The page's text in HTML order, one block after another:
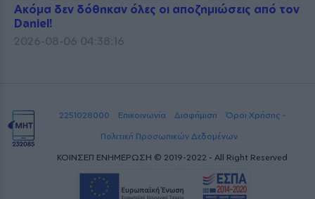
Ακόμα δεν δόθηκαν όλες οι αποζημιώσεις από τον
Daniel!
2026-08-06 04:38:16
2251028000 Επικοινωνία Διαφήμιση
Όροι Χρήσης -
Πολιτική Προσωπικών Δεδομένων
ΚΟΙΝΣΕΠ ΕΝΗΜΕΡΩΣΗ © 2019-2022 - All Right Reserved